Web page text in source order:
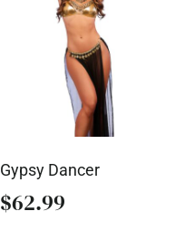
Gypsy Dancer
$62.99